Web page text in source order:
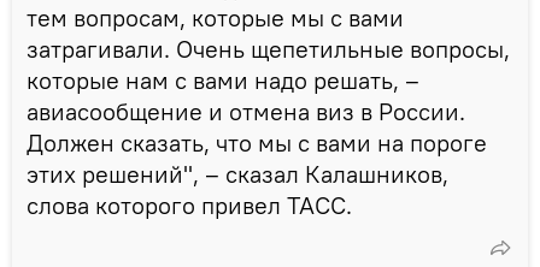
тем вопросам, которые мы с вами
затрагивали. Очень щепетильные вопросы,
которые нам с вами надо решать, –
авиасообщение и отмена виз в России.
Должен сказать, что мы с вами на пороге
этих решений", – сказал Калашников,
слова которого привел ТАСС.